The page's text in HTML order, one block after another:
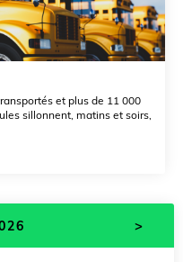
et plus de 11 000
sillonnent, matins et soirs,
>